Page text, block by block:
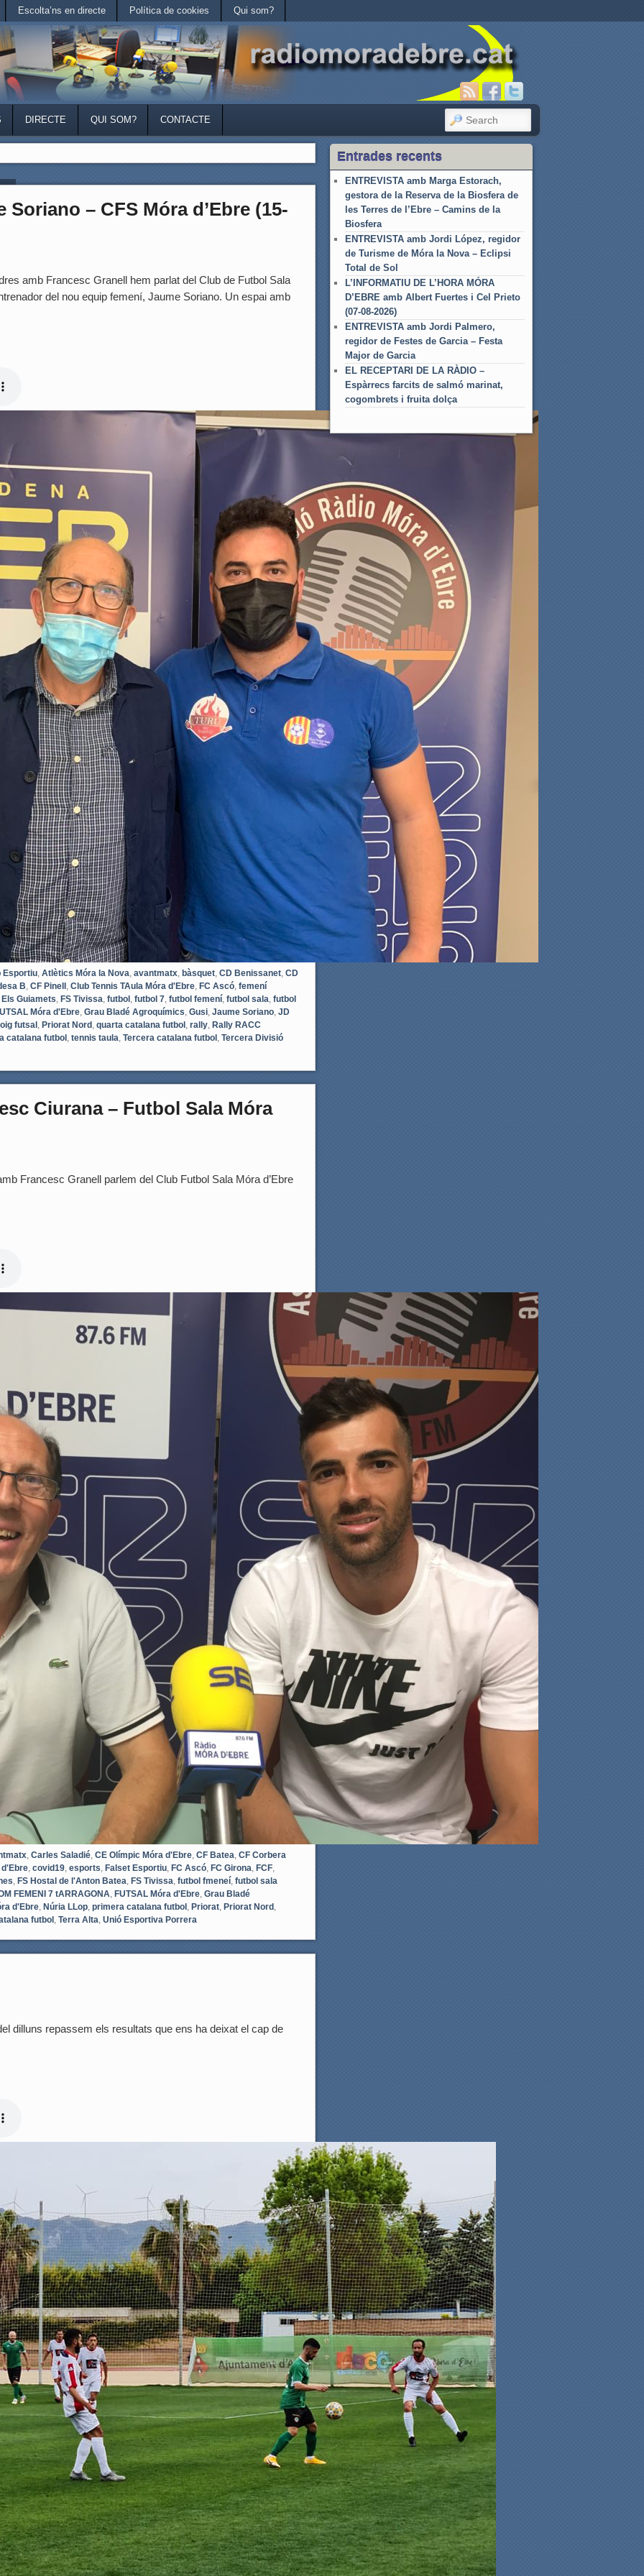
Escolta’ns en directe Política de cookies Qui som?
DIRECTE QUI SOM? CONTACTE SEARCH
»
– CFS Móra d’Ebre (15-
amb Francesc Granell hem parlat del Club de Futbol Sala
del nou equip femení, Jaume Soriano. Un espai amb
Esportiu Atlètics Móra la Nova avantmatx bàsquet CD Benissanet CD
B CF Pinell Club Tennis TAula Móra d'Ebre FC Ascó femení
Els Guiamets FS Tivissa futbol futbol 7 futbol femení futbol sala futbol
Móra d'Ebre Grau Bladé Agroquímics Gusi Jaume Soriano JD
futsal Priorat Nord quarta catalana futbol rally Rally RACC
catalana futbol tennis taula Tercera catalana futbol Tercera Divisió
Ciurana – Futbol Sala Móra
Francesc Granell parlem del Club Futbol Sala Móra d’Ebre
, Carles Saladié, CE Olímpic Móra d'Ebre, CF Batea, CF Corbera
d'Ebre, covid19, esports, Falset Esportiu, FC Ascó, FC Girona, FCF,
, FS Hostal de l'Anton Batea, FS Tivissa, futbol fmeneí, futbol sala
FEMENI 7 tARRAGONA, FUTSAL Móra d'Ebre, Grau Bladé
d'Ebre, Núria LLop, primera catalana futbol , Priorat, Priorat Nord ,
futbol , Terra Alta, Unió Esportiva Porrera
dilluns repassem els resultats que ens ha deixat el cap de
Entrades recents
ENTREVISTA amb Marga Estorach,
gestora de la Reserva de la Biosfera de
les Terres de l’Ebre – Camins de la
Biosfera
ENTREVISTA amb Jordi López, regidor
de Turisme de Móra la Nova – Eclipsi
Total de Sol
L’INFORMATIU DE L’HORA MÓRA
D’EBRE amb Albert Fuertes i Cel Prieto
(07-08-2026)
ENTREVISTA amb Jordi Palmero,
regidor de Festes de Garcia – Festa
Major de Garcia
EL RECEPTARI DE LA RÀDIO –
Espàrrecs farcits de salmó marinat,
cogombrets i fruita dolça